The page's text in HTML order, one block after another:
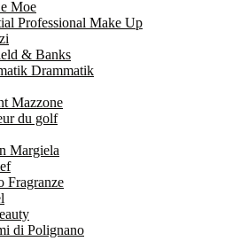
Moe
Professional Make Up
& Banks
Drammatik
Mazzone
du golf
Margiela
Fragranze
di Polignano